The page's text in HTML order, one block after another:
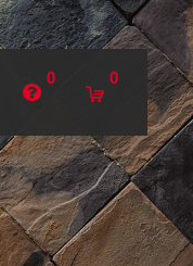
0 0